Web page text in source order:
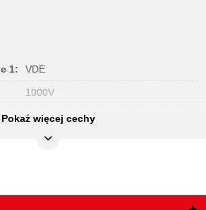
1: VDE
1000V
210
Pokaż więcej cechy